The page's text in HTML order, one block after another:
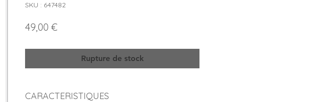
SKU : 647482
49,00 €Prix
Rupture de stock
CARACTERISTIQUES